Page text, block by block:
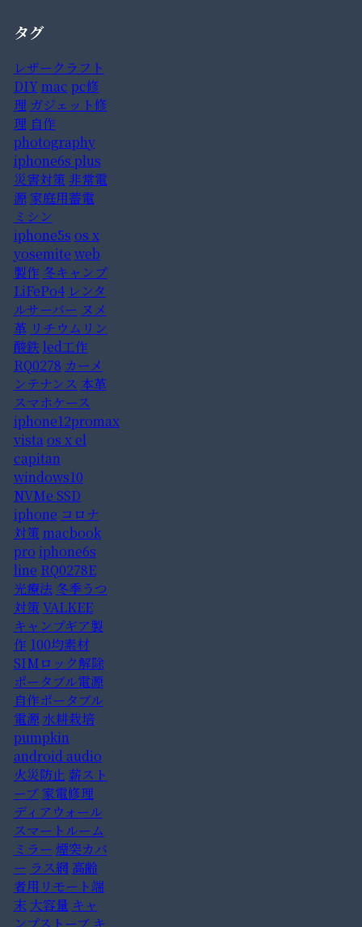
タグ
レザークラフト
DIYmac pc修
理 ガジェット修
理 自作
photography
iphone6s plus
災害対策非常電
源家庭用蓄電
ミシン
iphone5s os x
yosemite web
製作 冬キャンプ
LiFePo4 レンタ
ルサーバー ヌメ
革 リチウムリン
酸鉄 led工作
RQ0278 カーメ
ンテナンス 本革
スマホケース
iphone12promax
vistaos x el
capitan
windows10
NVMe SSD
iphone コロナ
対策macbook
pro iphone6s
line RQ0278E
光療法 冬季うつ
対策VALKEE
キャンプギア製
作 100均素材
SIMロック解除
ポータブル電源
自作ポータブル
電源水耕栽培
pumpkin
android audio
火災防止 薪スト
ーブ家電修理
ディアウォール
スマートルーム
ミラー 煙突カバ
ー ラス網 高齢
者用リモート端
末大容量 キャ